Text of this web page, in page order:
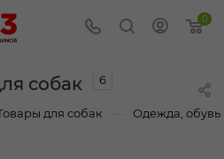
0
собак 6
для собак Одежда, обувь